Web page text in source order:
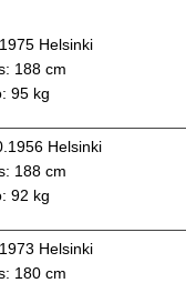
Helsinki
188 cm
95 kg
Helsinki
188 cm
92 kg
Helsinki
180 cm